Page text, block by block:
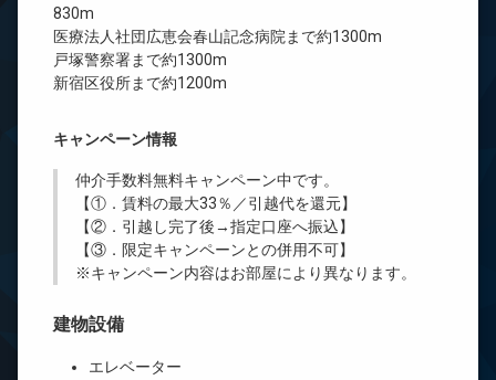
830m
医療法人社団広恵会春山記念病院まで約1300m
戸塚警察署まで約1300m
新宿区役所まで約1200m
キャンペーン情報
仲介手数料無料キャンペーン中です。
【①．賃料の最大33％／引越代を還元】
【②．引越し完了後→指定口座へ振込】
【③．限定キャンペーンとの併用不可】
※キャンペーン内容はお部屋により異なります。
建物設備
エレベーター